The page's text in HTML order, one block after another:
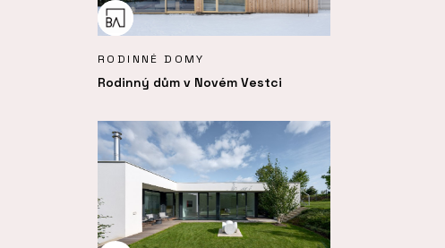
RODINNÉ DOMY
Rodinný dům v Novém Vestci